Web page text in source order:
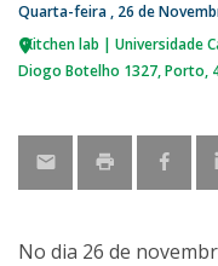
Quarta-feira , 26 de
Kitchen lab | Universidade
Diogo Botelho 1327 Porto
No dia 26 de